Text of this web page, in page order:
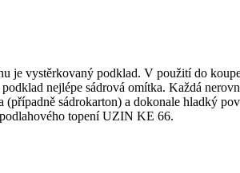
je vystěrkovaný podklad. V použití do
nejlépe sádrová omítka. Každá
(případně sádrokarton) a dokonale hladký
topení UZIN KE 66.